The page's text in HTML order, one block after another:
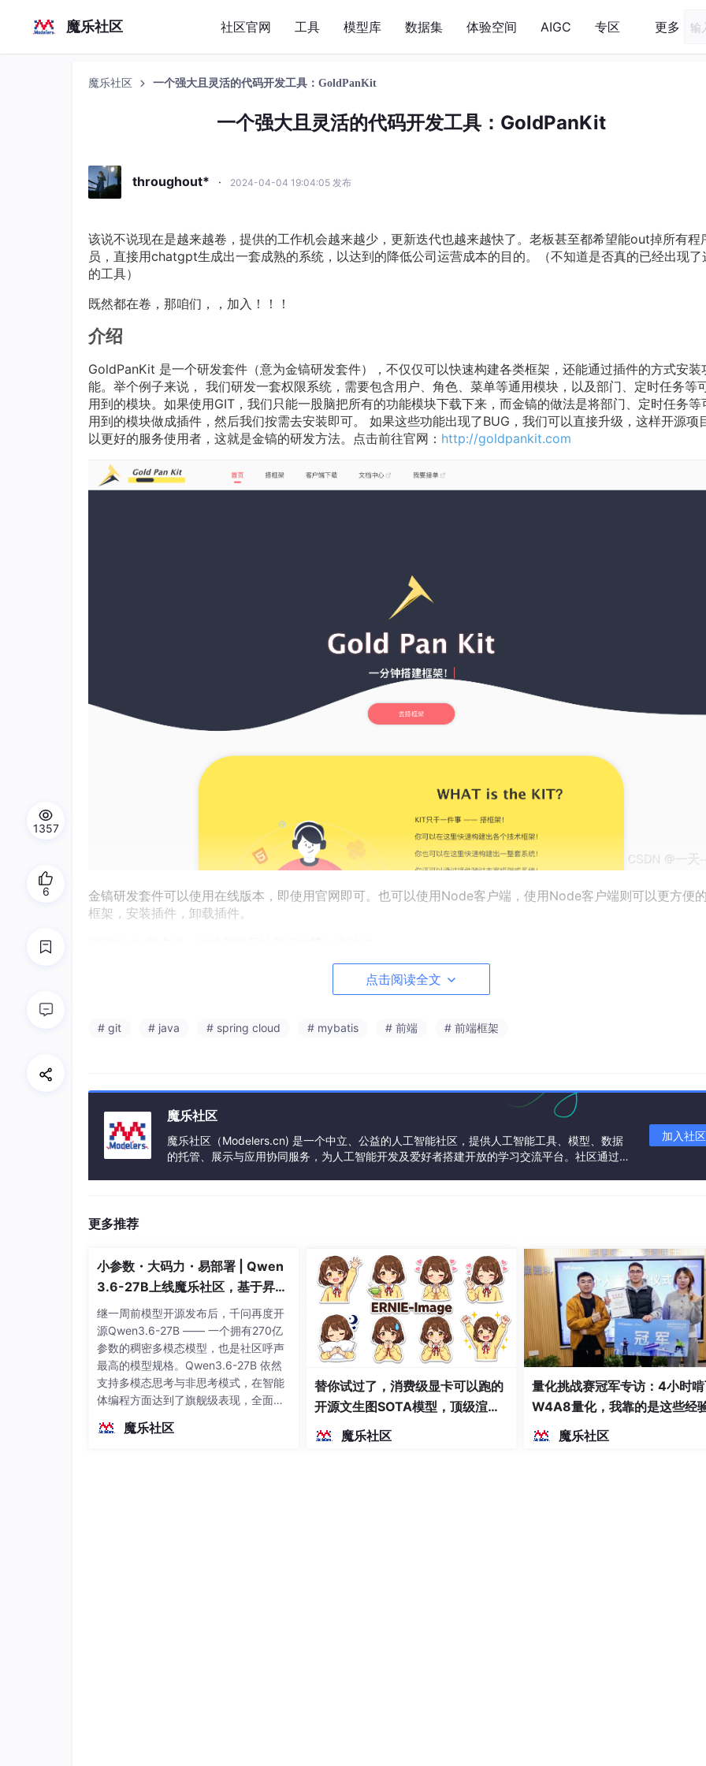
魔乐社区 社区官网 工具 模型库 数据集 体验空间 AIGC 专区 更多
魔乐社区 一个强大且灵活的代码开发工具：GoldPanKit
一个强大且灵活的代码开发工具：GoldPanKit
throughout* · 2024-04-04 19:04:05 发布
该说不说现在是越来越卷，提供的工作机会越来越少，更新迭代也越来越快了。老板甚至都希望能out掉所有程
员，直接用chatgpt生成出一套成熟的系统，以达到的降低公司运营成本的目的。（不知道是否真的已经出现了
的工具）
既然都在卷，那咱们，，加入！！！
介绍
GoldPanKit 是一个研发套件（意为金镐研发套件），不仅仅可以快速构建各类框架，还能通过插件的方式安装
能。举个例子来说， 我们研发一套权限系统，需要包含用户、角色、菜单等通用模块，以及部门、定时任务等
用到的模块。如果使用GIT，我们只能一股脑把所有的功能模块下载下来，而金镐的做法是将部门、定时任务等
用到的模块做成插件，然后我们按需去安装即可。 如果这些功能出现了BUG，我们可以直接升级，这样开源项
以更好的服务使用者，这就是金镐的研发方法。点击前往官网： http://goldpankit.com
金镐研发套件可以使用在线版本，即使用官网即可。也可以使用Node客户端，使用Node客户端则可以更方便
框架，安装插件，卸载插件。
https://registry.npmmirror.com
运行 --> kit
功能讲解
从首页点击前往查看服务 ，出现下面的服务列表，根据你将要开发项目的安装包配置选择一个服务进入详情，在
中可以看见服务中有的插件，再根据项目本身功能选择插件进行安装。
Ⅰ.服务列表（当前服务有点少，会一直更新的）
点击阅读全文
# git # java # spring cloud # mybatis # 前端 # 前端框架
魔乐社区
魔乐社区（Modelers.cn) 是一个中立、公益的人工智能社区，提供人工智能工具、模型、数据
的托管、展示与应用协同服务，为人工智能开发及爱好者搭建开放的学习交流平台。社区通过理
加入社区
更多推荐
小参数・大码力・易部署 | Qwen
3.6-27B上线魔乐社区，基于昇腾
的部署教程来了
继一周前模型开源发布后，千问再度开
源Qwen3.6-27B —— 一个拥有270亿
参数的稠密多模态模型，也是社区呼声
最高的模型规格。Qwen3.6-27B 依然
支持多模态思考与非思考模式，在智能
体编程方面达到了旗舰级表现，全面超
（总参数397B / 激活参数17B的MoE模
魔乐社区
替你试过了，消费级显卡可以跑的
开源文生图SOTA模型，顶级渲
染、高密度文本绘图
魔乐社区
量化挑战赛冠军专访：4小时
W4A8量化，我靠的是这些经
魔乐社区
1357
6